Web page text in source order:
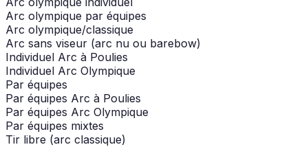
Arc olympique par équipes
Arc olympique/classique
Arc sans viseur (arc nu ou barebow)
Individuel Arc à Poulies
Individuel Arc Olympique
Par équipes
Par équipes Arc à Poulies
Par équipes Arc Olympique
Par équipes mixtes
Tir libre (arc classique)